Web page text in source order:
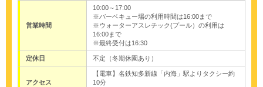
営業時間
10:00～17:00
※バーベキュー場の利用時間は16:00まで
※ウォーターアスレチック(プール）の利用は
16:00まで
※最終受付は16:30
定休日 不定（冬期休園あり）
アクセス
【電車】名鉄知多新線「内海」駅よりタクシー約
10分